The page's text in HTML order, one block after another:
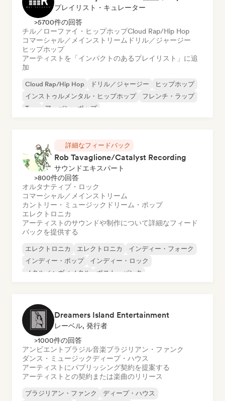
プレイリスト・キュレーター
>5700件の回答
チル／ローファイ・ヒップホップCloud Rap/Hip Hop
コマーシャル／メインストリーム ドリル／ジャージー
ヒップホップ
アーティストを「インパクトのあるプレイリスト」に追
加
Cloud Rap/Hip Hop ドリル／ジャージー
ヒップホップ
インストゥルメンタル・ヒップホップ
フレンチ・ラップ
Trap
アーバン・ポップ
詳細なフィードバック
Rob Tavaglione/Catalyst Recording
サウンドエキスパート
>800件の回答
オルタナティブ・ロック
コマーシャル／メインストリーム
カントリー・ミュージック ドリーム・ポップ
エレクトロニカ
アーティストのサウンドや制作について詳細なフィード
バックを提供する
エレクトロニカ エレクトロニカ
インディー・フォーク
インディー・ポップ
インディー・ロック
メタル／ヘヴィメタル
ポスト・パンク
Dreamers Island Entertainment
レーベル, 発行者
>1000件の回答
アンビエント ブラジル音楽ブラジリアン・ファンク
ダンス・ミュージックディープ・ハウス
アーティストにパブリッシング契約を提案する
アーティストとの契約または楽曲のリリース
ブラジリアン・ファンク
ディープ・ハウス